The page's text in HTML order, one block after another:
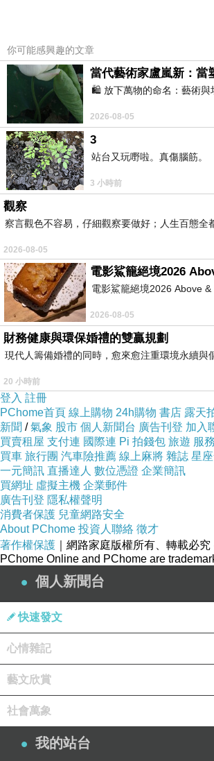
你可能感興趣的文章
當代藝術家盧嵐新：當
🛍️ 放下萬物的命名：藝術與
2026-08-05
3
站台又玩嘢啦。真傷腦筋。
3 小時前
觀察
察言觀色不容易，仔細觀察要做好；人生百態全
2026-08-05
電影鯊籠絕境2026
電影鯊籠絕境2026 Above
2026-08-05
財務健康與環保婚禮的雙贏規劃
現代人籌備婚禮的同時，愈來愈注重環境永續
20 小時前
登入 註冊
PChome首頁 線上購物 24h購物 書店 露天
新聞 /氣象 股市 個人新聞台 廣告刊登 加入
買賣租屋 支付連 國際連 Pi 拍錢包 旅遊 服
買車 旅行團 汽車險推薦 線上麻將 雜誌 星
一元簡訊 直播達人 數位憑證 企業簡訊
買網址 虛擬主機 企業郵件
廣告刊登 隱私權聲明
消費者保護 兒童網路安全
About PChome 投資人聯絡 徵才
著作權保護 ｜網路家庭版權所有、轉載必究
PChome Online and PChome are
個人新聞台
快速發文
心情雜記
藝文欣賞
社會萬象
我的站台